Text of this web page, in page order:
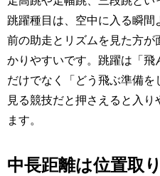
跳躍種目は、空中に入る瞬間
前の助走とリズムを見た方が
かりやすいです。跳躍は「飛
だけでなく「どう飛ぶ準備を
見る競技だと押さえると入り
ます。
中長距離は位置取